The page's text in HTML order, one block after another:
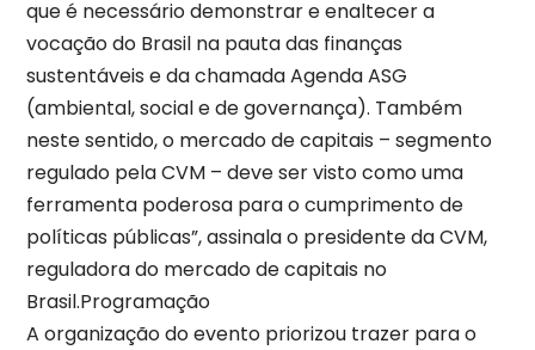
que é necessário demonstrar e enaltecer a
vocação do Brasil na pauta das finanças
sustentáveis e da chamada Agenda ASG
(ambiental, social e de governança). Também
neste sentido, o mercado de capitais – segmento
regulado pela CVM – deve ser visto como uma
ferramenta poderosa para o cumprimento de
políticas públicas”, assinala o presidente da CVM,
reguladora do mercado de capitais no
Brasil.Programação
A organização do evento priorizou trazer para o